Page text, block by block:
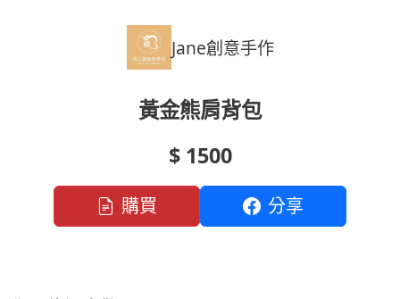
Jane創意手作
黃金熊肩背包
$ 1500
購買 分享